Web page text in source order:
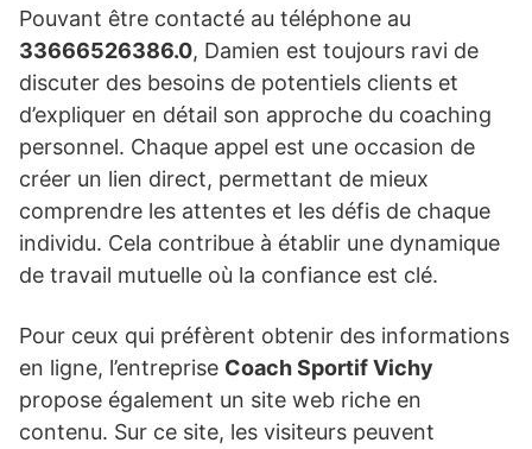
Pouvant être contacté au téléphone au
33666526386.0, Damien est toujours ravi de
discuter des besoins de potentiels clients et
d’expliquer en détail son approche du coaching
personnel. Chaque appel est une occasion de
créer un lien direct, permettant de mieux
comprendre les attentes et les défis de chaque
individu. Cela contribue à établir une dynamique
de travail mutuelle où la confiance est clé.
Pour ceux qui préfèrent obtenir des informations
en ligne, l’entreprise Coach Sportif Vichy
propose également un site web riche en
contenu. Sur ce site, les visiteurs peuvent